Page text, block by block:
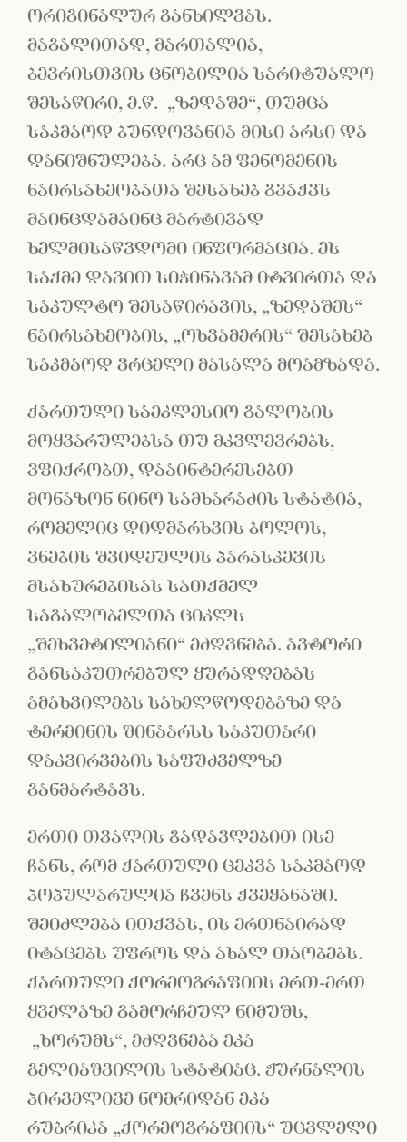
ორიგინალურ განხილვას.
მაგალითად, მართალია,
ბევრისთვის ცნობილია სარიტუალო
შესაწირი, ე.წ. „ზედაშე“, თუმცა
საკმაოდ ბუნდოვანია მისი არსი და
დანიშნულება. არც ამ ფენომენის
ნაირსახეობათა შესახებ გვაქვს
მაინცდამაინც მარტივად
ხელმისაწვდომი ინფორმაცია. ეს
საქმე დავით სიჭინავამ იტვირთა და
საკულტო შესაწირავის, „ზედაშეს“
ნაირსახეობის, „ოხვამერის“ შესახებ
საკმაოდ ვრცელი მასალა მოამზადა.
ქართული საეკლესიო გალობის
მოყვარულებსა თუ მკვლევრებს,
ვფიქრობთ, დააინტერესებთ
მონაზონ ნინო სამხარაძის სტატია,
რომელიც დიდმარხვის ბოლოს,
ვნების შვიდეულის პარასკევის
მსახურებისას სათქმელ
საგალობელთა ციკლს
„შეხვეტილიანი“ ეძღვნება. ავტორი
განსაკუთრებულ ყურადღებას
ამახვილებს სახელწოდებაზე და
ტერმინის შინაარსს საკუთარი
დაკვირვების საფუძველზე
განმარტავს.
ერთი თვალის გადავლებით ისე
ჩანს, რომ ქართული ცეკვა საკმაოდ
პოპულარულია ჩვენს ქვეყანაში.
შეიძლება ითქვას, ის ერთნაირად
იტაცებს უფროს და ახალ თაობებს.
ქართული ქორეოგრაფიის ერთ-ერთ
ყველაზე გამორჩეულ ნიმუშს,
„ხორუმს“, ეძღვნება ეკა
გელიაშვილის სტატიაც. ჟურნალის
პირველივე ნომრიდან ეკა
რუბრიკა „ქორეოგრაფიის“ უცვლელი